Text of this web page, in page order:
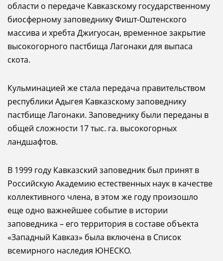
области о передаче Кавказскому государственному
биосферному заповеднику Фишт-Оштенского
массива и хребта Джигуосан, временное закрытие
высокогорного пастбища Лагонаки для выпаса
скота.
Кульминацией же стала передача правительством
республики Адыгея Кавказскому заповеднику
пастбище Лагонаки. Заповеднику были переданы в
общей сложности 17 тыс. га. высокогорных
ландшафтов.
В 1999 году Кавказский заповедник был принят в
Российскую Академию естественных наук в качестве
коллективного члена, в этом же году произошло
еще одно важнейшее событие в истории
заповедника – его территория в составе объекта
«Западный Кавказ» была включена в Список
всемирного наследия ЮНЕСКО.